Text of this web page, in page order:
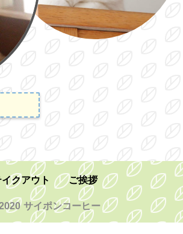
イクアウト ご挨拶
サイポンコーヒー